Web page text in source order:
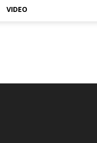
VIDEO